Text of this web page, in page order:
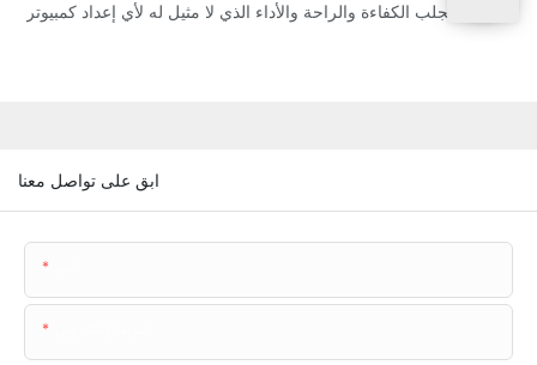
ابق على تواصل معنا